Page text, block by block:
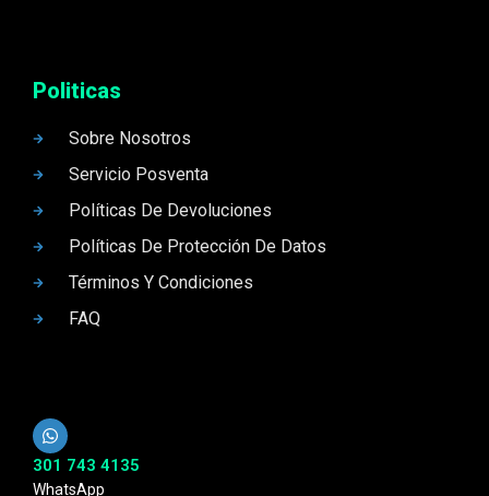
Politicas
Sobre Nosotros
Servicio Posventa
Políticas De Devoluciones
Políticas De Protección De Datos
Términos Y Condiciones
FAQ
301 743 4135
WhatsApp